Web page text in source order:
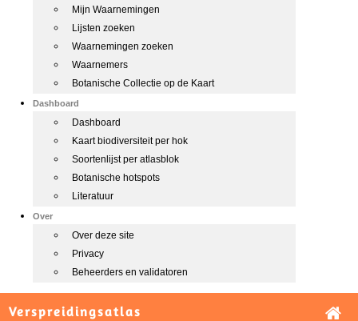
Mijn Waarnemingen
Lijsten zoeken
Waarnemingen zoeken
Waarnemers
Botanische Collectie op de Kaart
Dashboard
Dashboard
Kaart biodiversiteit per hok
Soortenlijst per atlasblok
Botanische hotspots
Literatuur
Over
Over deze site
Privacy
Beheerders en validatoren
Verspreidingsatlas